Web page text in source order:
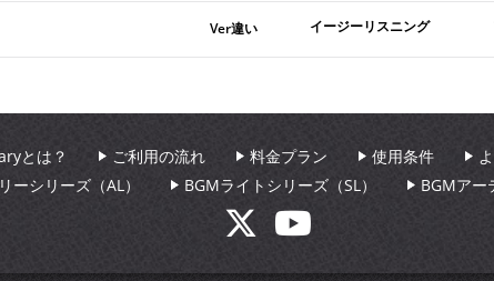
Ver違い イージーリスニング
とは？ ご利用の流れ 料金プラン 使用条件
ーシリーズ（AL）
BGMライトシリーズ（SL） BGMアー